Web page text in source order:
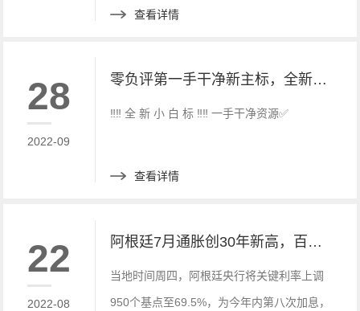
查看详情
28
2022-09
零负评第一手干净新主标，全新白标 快速搭建， 优惠中快来联系
‼️‼️ 全 新 小 白 标 ‼️‼️ 一手干净资源✅
查看详情
22
2022-08
阿根廷7月通胀创30年新高，百度财经新讯
当地时间周四，阿根廷央行将关键利率上调
950个基点至69.5%，为今年内第八次加息，